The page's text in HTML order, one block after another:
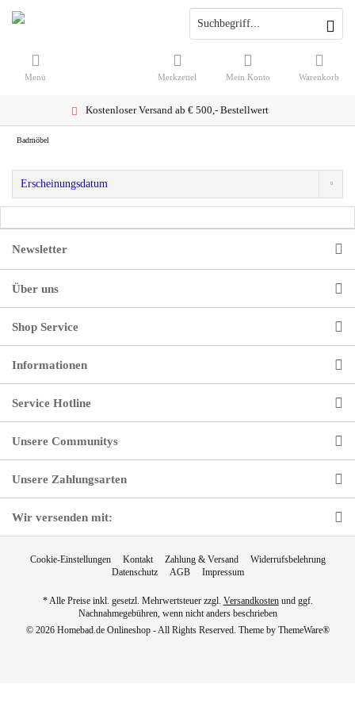
Kostenloser Versand ab € 500,- Bestellwert
Warenkorb
Merkzettel Mein Konto
Menü
Badmöbel
Newsletter
Über uns
Shop Service
Informationen
Service Hotline
Unsere Communitys
Unsere Zahlungsarten
Wir versenden mit:
Cookie-Einstellungen Kontakt Zahlung & Versand
Widerrufsbelehrung
Datenschutz
AGB Impressum
* Alle Preise inkl. gesetzl. Mehrwertsteuer zzgl. Versandkostenund ggf.
Nachnahmegebühren, wenn nicht anders beschrieben
© 2026 Homebad.de Onlineshop - All Rights Reserved. Theme by ThemeWare®